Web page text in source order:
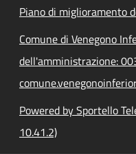
Piano di miglioramento
Comune di Venegono
dell'amministrazione:
Powered by Sportello
10.41.2)